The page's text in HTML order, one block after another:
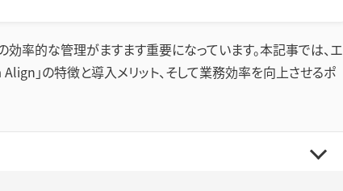
けすることを目指します。
効率的な管理がますます重要になっています。本記事では、エ
」の特徴と導入メリット、そして業務効率を向上させるポ